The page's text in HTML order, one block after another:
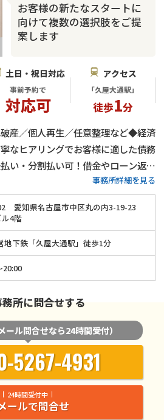
お客様の新たなスタートに
向けて複数の選択肢をご提
案します
土日・祝日対応
事前予約で
対応可
アクセス
「久屋大通駅」
徒歩1分
産／個人再生／任意整理など◆経済
なヒアリングでお客様に適した債務
い・分割払い可！借金やローン返済
ださい≪事前のご予約で夜間・土日祝
事務所詳細を見る
愛知県名古屋市中区丸の内3-19-23
ル4階
地下鉄「久屋大通駅」徒歩1分
20:00
務所に問合せする
メール問合せなら24時間受付）
5267-4931
24時間受付中
ールで問合せ